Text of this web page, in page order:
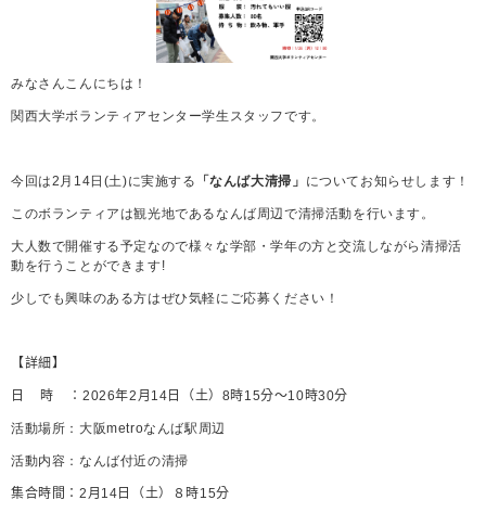
みなさんこんにちは！
関西大学ボランティアセンター学生スタッフです。
今回は2 月 14日 (土)に実施する 「なんば大清掃」 についてお知らせします！
このボランティアは観光地であるなんば周辺で清掃活動を行います。
大人数で開催する予定なので様々な学部・学年の方と交流しながら清掃活
動を行うことができます!
少しでも興味のある方はぜひ気軽にご応募ください！
【詳細】
日時 ： 2026年2 月 14 日（土）8時15分～10時30分
活動場所：大阪metroなんば駅周辺
活動内容：なんば付近の清掃
集合時間： 2 月 14 日（土）８時15分